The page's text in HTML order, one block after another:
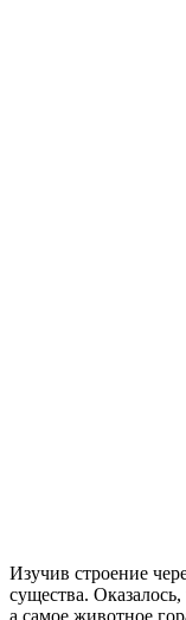
Изучив строение
существа.